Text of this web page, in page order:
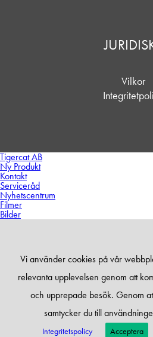
Vilkor
Tigercat AB
Ny Produkt
Kontakt
Serviceråd
Nyhetscentrum
Filmer
Bilder
Vi använder cookies på vår
relevanta upplevelsen genom att
och upprepade besök. Genom
samtycker du till
Integritetspolicy Acceptera